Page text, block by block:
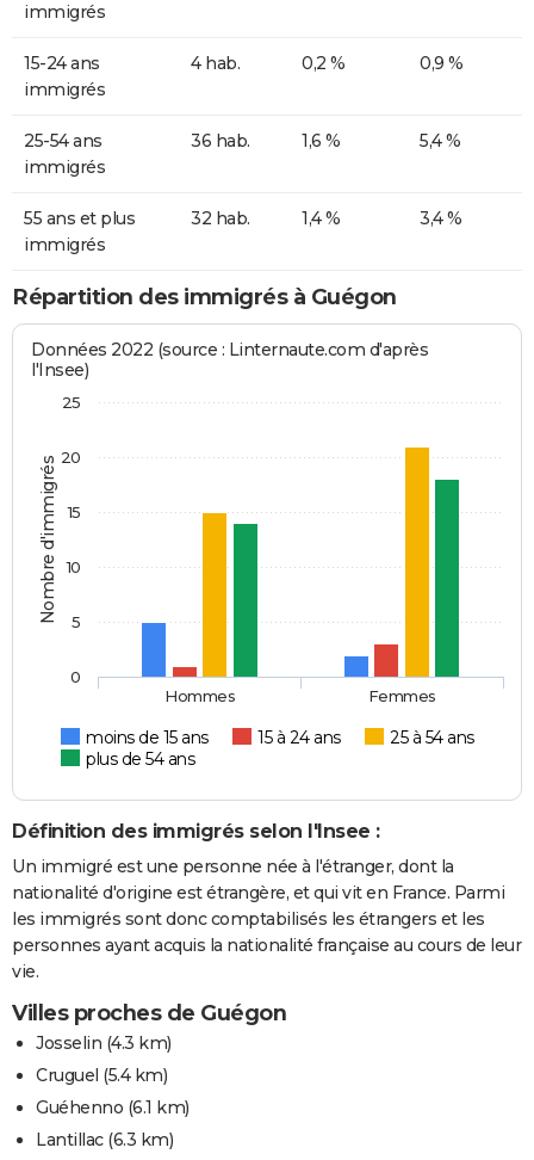
immigrés
15-24 ans
immigrés
4 hab. 0,2 % 0,9 %
25-54 ans
immigrés
36 hab. 1,6 % 5,4 %
55 ans et plus
immigrés
32 hab. 1,4 % 3,4 %
Répartition des immigrés à Guégon
Nombre d'immigrés
Données 2022 (source : Linternaute.com d'après
l'Insee)
moins de 15 ans 15 à 24 ans
25 à 54 ans
plus de 54 ans
Hommes Femmes
0
5
10
15
20
25
Définition des immigrés selon l'Insee :
Un immigré est une personne née à l'étranger, dont la
nationalité d'origine est étrangère, et qui vit en France. Parmi
les immigrés sont donc comptabilisés les étrangers et les
personnes ayant acquis la nationalité française au cours de leur
vie.
Villes proches de Guégon
Josselin (4.3 km)
Cruguel (5.4 km)
Guéhenno (6.1 km)
Lantillac(6.3 km)